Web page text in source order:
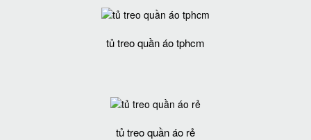
tủ treo quần áo tphcm
tủ treo quần áo rẻ